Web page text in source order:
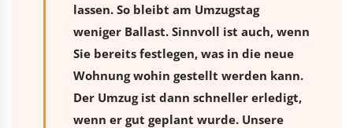
lassen. So bleibt am Umzugstag
weniger Ballast. Sinnvoll ist auch, wenn
Sie bereits festlegen, was in die neue
Wohnung wohin gestellt werden kann.
Der Umzug ist dann schneller erledigt,
wenn er gut geplant wurde. Unsere